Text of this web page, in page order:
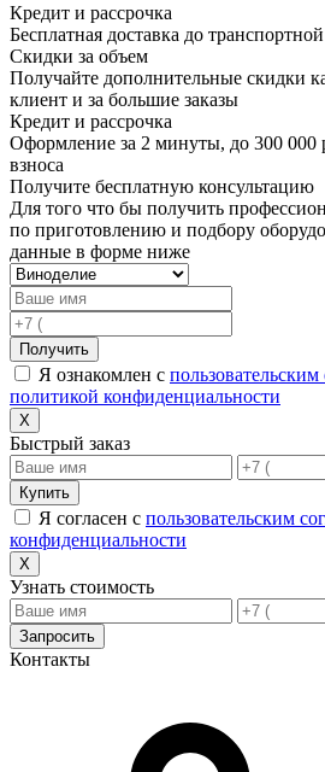
Кредит и рассрочка
Бесплатная доставка до
Скидки за объем
Получайте дополнительные скидки
клиент и за большие заказы
Кредит и рассрочка
Оформление за 2 минуты, до 300 000
взноса
Получите бесплатную консультацию
Для того что бы получить
по приготовлению и подбору
данные в форме ниже
Получить
Я ознакомлен с
политикой конфиденциальности
X
Быстрый заказ
Купить
Я согласен с пользовательским
конфиденциальности
X
Узнать стоимость
Запросить
Контакты